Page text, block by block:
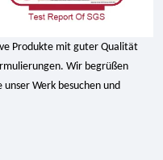
Produkte mit guter Qualität
Wir begrüßen
Werk besuchen und